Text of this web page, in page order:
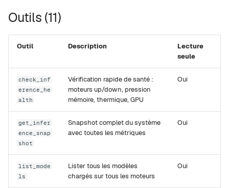
Outils (11)
Outil Description
Lecture
seule
check_inf
erence_he
alth
Vérification rapide de santé :
moteurs up/down, pression
mémoire, thermique, GPU
Oui
get_infer
ence_snap
shot
Snapshot complet du système
avec toutes les métriques
Oui
list_mode
ls
Lister tous les modèles
chargés sur tous les moteurs
Oui